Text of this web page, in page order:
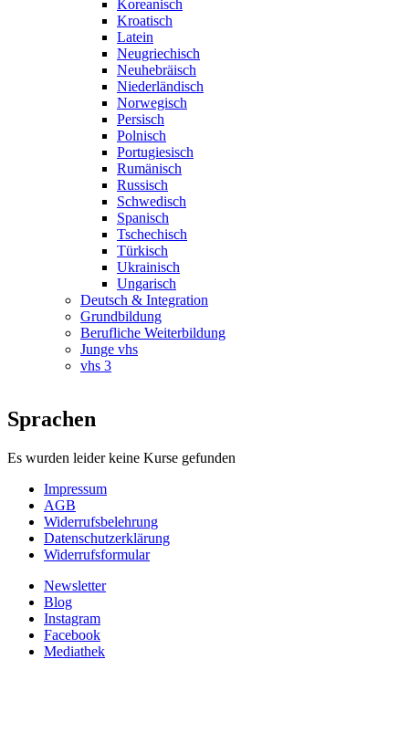
Koreanisch
Kroatisch
Latein
Neugriechisch
Neuhebräisch
Niederländisch
Norwegisch
Persisch
Polnisch
Portugiesisch
Rumänisch
Russisch
Schwedisch
Spanisch
Tschechisch
Türkisch
Ukrainisch
Ungarisch
Deutsch & Integration
Grundbildung
Berufliche Weiterbildung
Junge vhs
vhs 3
Sprachen
Es wurden leider keine Kurse gefunden
Impressum
AGB
Widerrufsbelehrung
Datenschutzerklärung
Widerrufsformular
Newsletter
Blog
Instagram
Facebook
Mediathek